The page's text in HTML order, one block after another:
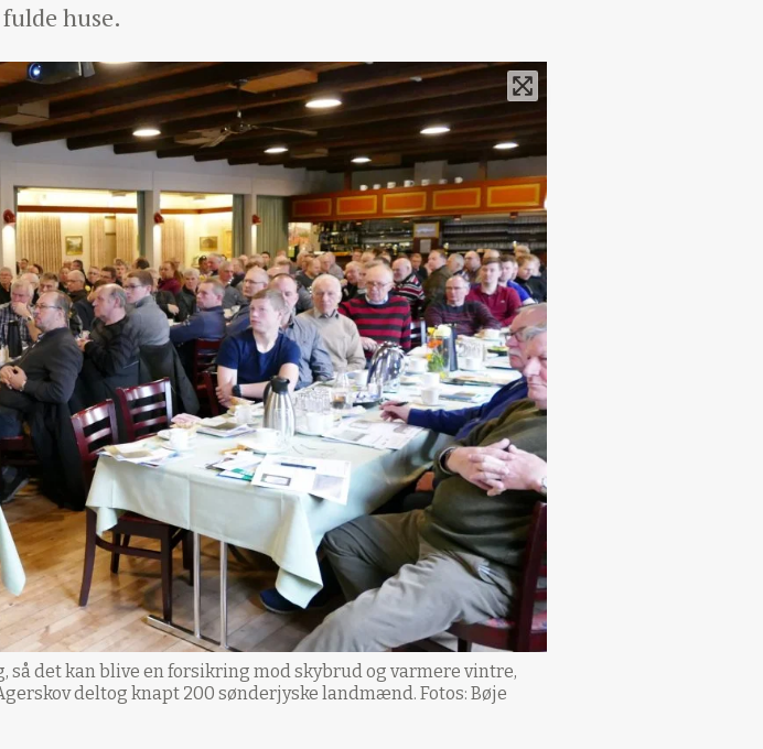
huse.
det kan blive en forsikring mod skybrud og varmere vintre,
deltog knapt 200 sønderjyske landmænd. Fotos: Bøje